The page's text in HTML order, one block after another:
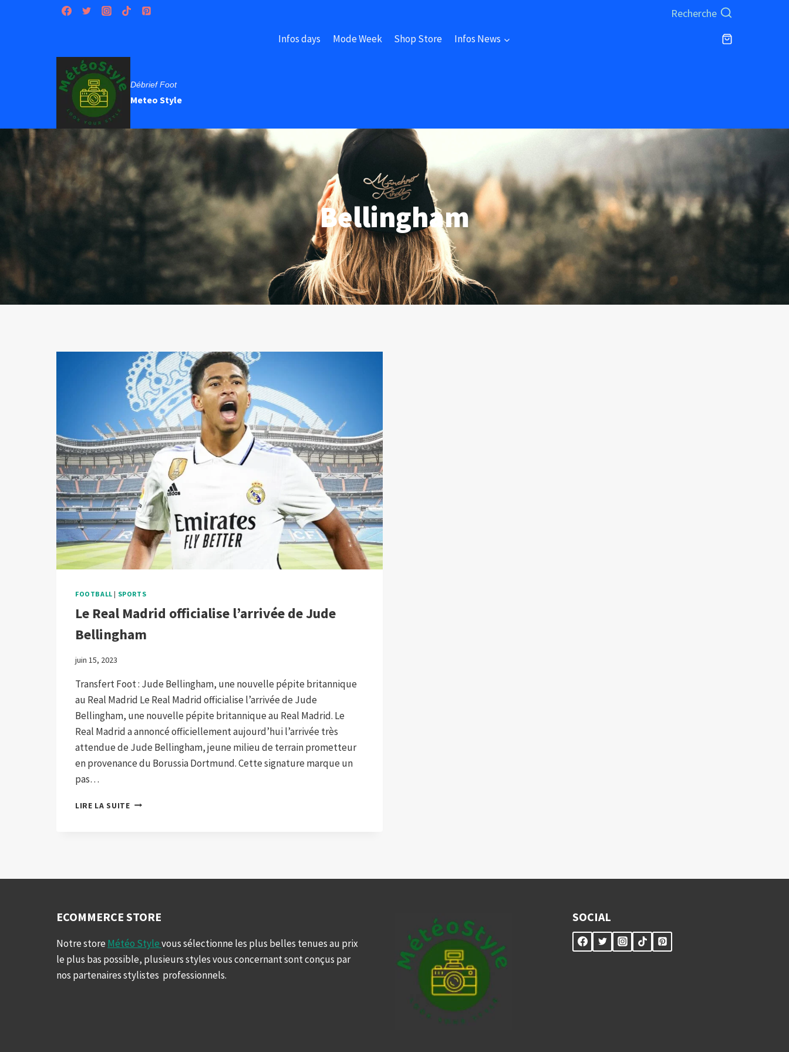
Recherche
Infos days Mode Week Shop Store Infos News
Débrief Foot
Meteo Style
Bellingham
FOOTBALL | SPORTS
Le Real Madrid officialise l’arrivée de Jude
Bellingham
juin 15, 2023
Transfert Foot : Jude Bellingham, une nouvelle pépite britannique
au Real Madrid Le Real Madrid officialise l’arrivée de Jude
Bellingham, une nouvelle pépite britannique au Real Madrid. Le
Real Madrid a annoncé officiellement aujourd’hui l’arrivée très
attendue de Jude Bellingham, jeune milieu de terrain prometteur
en provenance du Borussia Dortmund. Cette signature marque un
pas…
LIRE LA SUITELE
JUDE
ECOMMERCE STORE
Notre store Météo Stylevous sélectionne les plus belles tenues au prix
le plus bas possible, plusieurs styles vous concernant sont conçus par
nos partenaires stylistes professionnels.
SOCIAL